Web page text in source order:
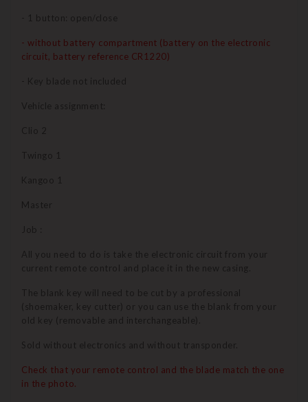
- 1 button: open/close
- without battery compartment (battery on the electronic
circuit, battery reference CR1220)
- Key blade not included
Vehicle assignment:
Clio 2
Twingo 1
Kangoo 1
Master
Job :
All you need to do is take the electronic circuit from your
current remote control and place it in the new casing.
The blank key will need to be cut by a professional
(shoemaker, key cutter) or you can use the blank from your
old key (removable and interchangeable).
Sold without electronics and without transponder.
Check that your remote control and the blade match the one
in the photo.